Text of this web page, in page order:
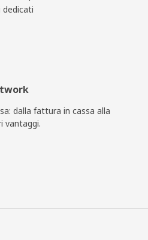
dalla fattura in cassa alla
vantaggi.